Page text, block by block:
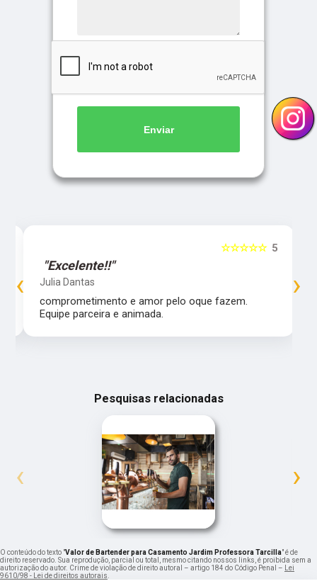
Enviar
5
☆☆☆☆☆
"Excelente!!"
Julia Dantas
comprometimento e amor pelo oque fazem.
Equipe parceira e animada.
‹ ›
Pesquisas relacionadas
‹ ›
O conteúdo do texto "Valor de Bartender para Casamento Jardim Professora Tarcilla" é de
direito reservado. Sua reprodução, parcial ou total, mesmo citando nossos links, é proibida sem a
autorização do autor. Crime de violação de direito autoral – artigo 184 do Código Penal – Lei
9610/98 - Lei de direitos autorais.